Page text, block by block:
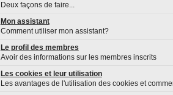
Deux façons de faire...
Mon assistant
Comment utiliser mon assistant?
Le profil des membres
Avoir des informations sur les membres inscrits
Les cookies et leur utilisation
Les avantages de l'utilisation des cookies et